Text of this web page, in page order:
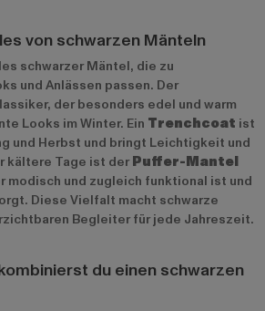
von schwarzen Mänteln
schwarzer Mäntel, die zu
und Anlässen passen. Der
der besonders edel und warm
Looks im Winter. Ein Trenchcoat ist
und Herbst und bringt Leichtigkeit und
kältere Tage ist der Puffer-Mantel
modisch und zugleich funktional ist und
Diese Vielfalt macht schwarze
Begleiter für jede Jahreszeit.
du einen schwarzen